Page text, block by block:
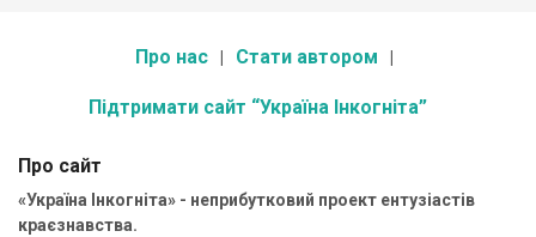
Про нас Стати автором
Підтримати сайт “Україна Інкогніта”
Про сайт
«Україна Інкогніта» - неприбутковий проект ентузіастів
краєзнавства.